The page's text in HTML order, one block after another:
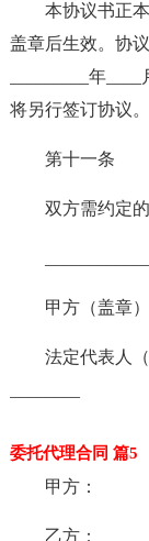
本协议书正
盖章后生效。协
_________年
将另行签订协议。
第十一条
双方需约定的
甲方（盖章
法定代表人
委托代理合同 篇5
甲方：
乙方：